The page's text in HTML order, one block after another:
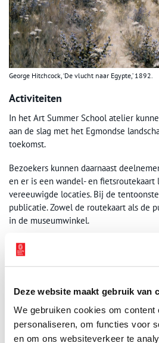
Deze website maakt gebruik van
We gebruiken cookies om content
personaliseren, om functies voor
en om ons websiteverkeer te
George Hitchcock, ‘De vlucht naar Egypte,’ 1892.
Activiteiten
In het Art Summer School atelier
aan de slag met het Egmondse
toekomst.
Bezoekers kunnen daarnaast
en er is een wandel- en fietsroutekaart
vereeuwigde locaties. Bij de
publicatie. Zowel de routekaart als de
in de museumwinkel.
Praktische informatie
De tentoonstelling opent op 28 juni
Museum Alkmaar, is 2 november 2025.
Kijk voor meer informatie op de
Alkmaar.